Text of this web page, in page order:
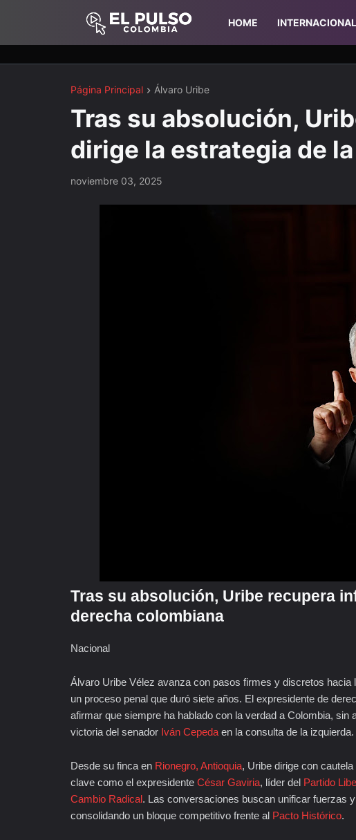
HOME INTERNACIONAL
Página Principal Álvaro Uribe
Tras su absolución,
dirige la estrategia de
noviembre 03, 2025
Tras su absolución, Uribe recupera
derecha colombiana
Nacional
Álvaro Uribe Vélez avanza con pasos firmes y discretos hacia
un proceso penal que duró siete años. El expresidente de
afirmar que siempre ha hablado con la verdad a Colombia,
victoria del senador Iván Cepeda en la consulta de la izquierda.
Desde su finca en Rionegro, Antioquia, Uribe dirige con
clave como el expresidente César Gaviria, líder del Partido
Cambio Radical. Las conversaciones buscan unificar fuerzas
consolidando un bloque competitivo frente al Pacto Histórico.